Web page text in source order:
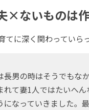
×ないものは
育てに深く関わっていら
男の時はそうでもな
れて妻1人ではたいへん
になっていきました。